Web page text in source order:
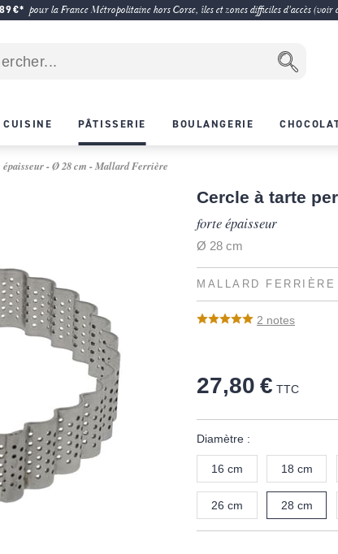
pour la France Métropolitaine hors Corse, îles et zones difficiles d'accès (voir
CUISINE PÂTISSERIE BOULANGERIE
- Ø 28 cm - Mallard Ferrière
Cercle à tarte
forte épaisseur
Ø 28 cm
MALLARD FERRIÈRE
2 notes
27,80 € TTC
Diamètre :
16 cm 18 cm
26 cm 28 cm